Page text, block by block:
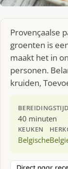
Provençaalse
groenten is
maakt het in
personen.
kruiden,
40 minuten
KEUKEN
Belgische